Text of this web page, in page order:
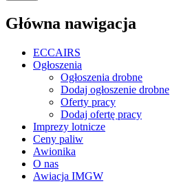
Główna nawigacja
ECCAIRS
Ogłoszenia
Ogłoszenia drobne
Dodaj ogłoszenie drobne
Oferty pracy
Dodaj ofertę pracy
Imprezy lotnicze
Ceny paliw
Awionika
O nas
Awiacja IMGW